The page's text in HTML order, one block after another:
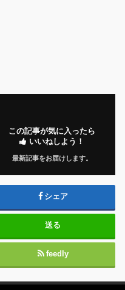
この記事が気に入ったら
いいねしよう！
最新記事をお届けします。
シェア
送る
feedly